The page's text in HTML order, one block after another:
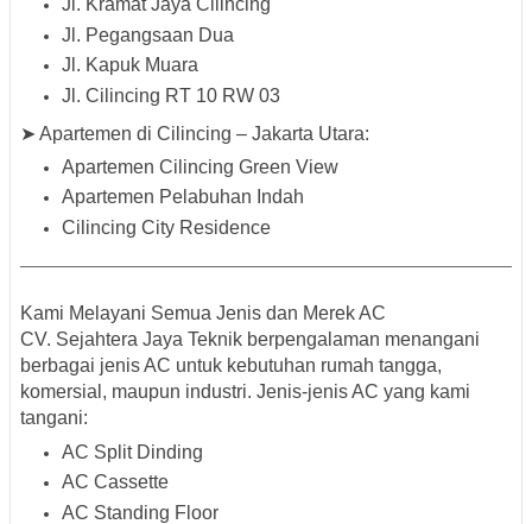
Jl. Kramat Jaya Cilincing
Jl. Pegangsaan Dua
Jl. Kapuk Muara
Jl. Cilincing RT 10 RW 03
➤ Apartemen di Cilincing – Jakarta Utara:
Apartemen Cilincing Green View
Apartemen Pelabuhan Indah
Cilincing City Residence
Kami Melayani Semua Jenis dan Merek AC
CV. Sejahtera Jaya Teknik berpengalaman menangani
berbagai jenis AC untuk kebutuhan rumah tangga,
komersial, maupun industri. Jenis-jenis AC yang kami
tangani:
AC Split Dinding
AC Cassette
AC Standing Floor